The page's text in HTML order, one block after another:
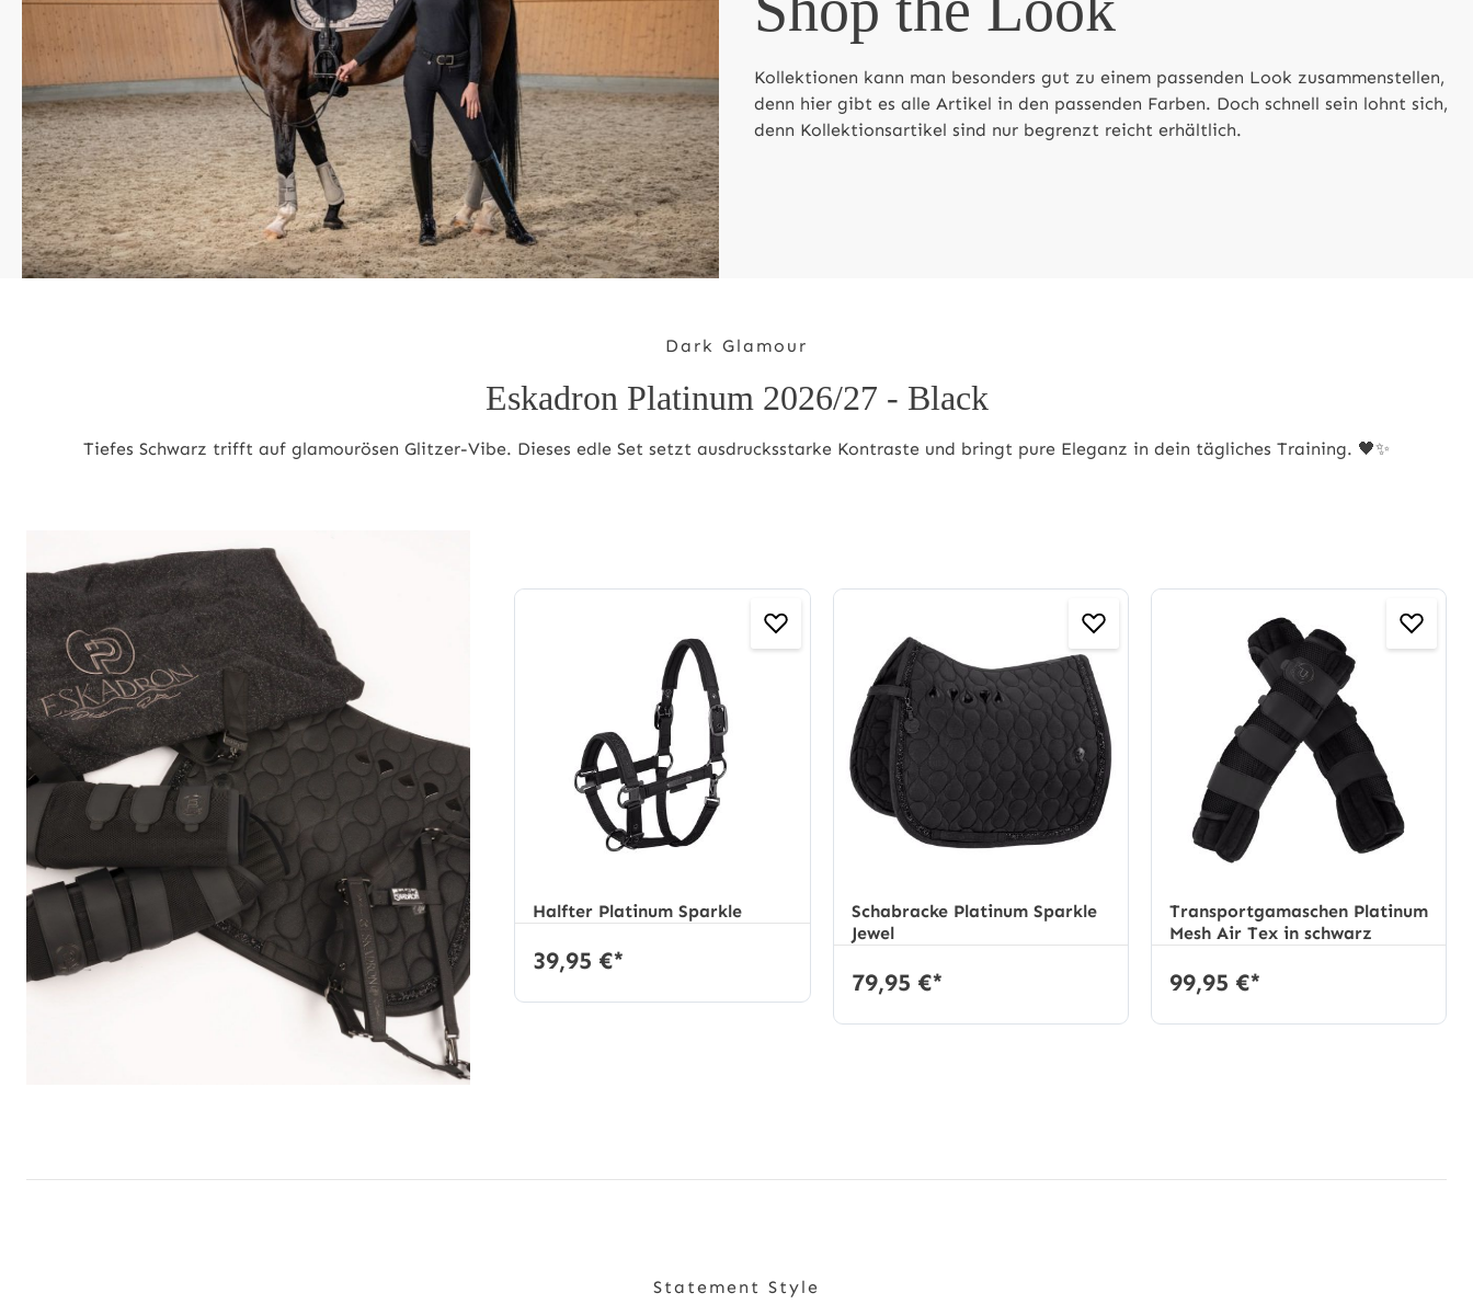
Kollektionen kann man besonders gut zu einem passenden Look zusammenstellen,
denn hier gibt es alle Artikel in den passenden Farben. Doch schnell sein lohnt sich,
denn Kollektionsartikel sind nur begrenzt reicht erhältlich.
Dark Glamour
Eskadron Platinum 2026/27 - Black
Tiefes Schwarz trifft auf glamourösen Glitzer-Vibe. Dieses edle Set setzt ausdrucksstarke Kontraste und bringt pure Eleganz in dein tägliches Training. 🖤✨
Produktgalerie überspringen
Halfter Platinum Sparkle
39,95 €*
Schabracke Platinum Sparkle
Jewel
79,95 €*
Transportgamaschen Platinum
Mesh Air Tex in schwarz
99,95 €*
Statement Style